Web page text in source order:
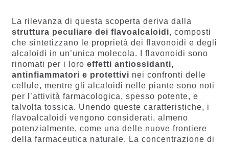
i
recensio
ni
La rilevanza di questa scoperta deriva dalla
struttura peculiare dei flavoalcaloidi, composti
che sintetizzano le proprietà dei flavonoidi e degli
alcaloidi in un’unica molecola. I flavonoidi sono
rinomati per i loro effetti antiossidanti,
antinfiammatori e protettivi nei confronti delle
cellule, mentre gli alcaloidi nelle piante sono noti
per l’attività farmacologica, spesso potente, e
talvolta tossica. Unendo queste caratteristiche, i
flavoalcaloidi vengono considerati, almeno
potenzialmente, come una delle nuove frontiere
della farmaceutica naturale. La concentrazione di